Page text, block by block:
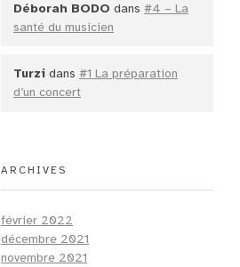
Déborah BODO dans #4 – La
santé du musicien
Turzi dans #1 La préparation
d’un concert
ARCHIVES
février 2022
décembre 2021
novembre 2021